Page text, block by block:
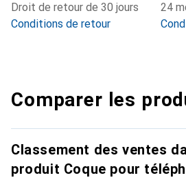
Droit de retour de 30 jours
Conditions de retour
24
Comparer les
Classement des ventes
produit Coque pour